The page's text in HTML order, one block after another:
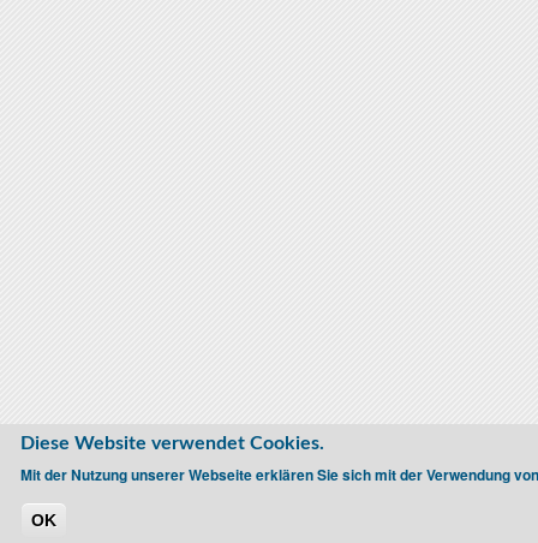
Diese Website verwendet Cookies.
Mit der Nutzung unserer Webseite erklären Sie sich mit der Verwendung
OK